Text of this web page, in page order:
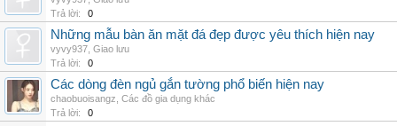
Trả lời:
0
Những mẫu bàn ăn mặt đá đẹp được yêu thích hiện nay
vyvy937 Giao lưu
Trả lời:
0
Các dòng đèn ngủ gắn tường phổ biến hiện nay
chaobuoisangz Các đồ gia dụng khác
Trả lời:
0